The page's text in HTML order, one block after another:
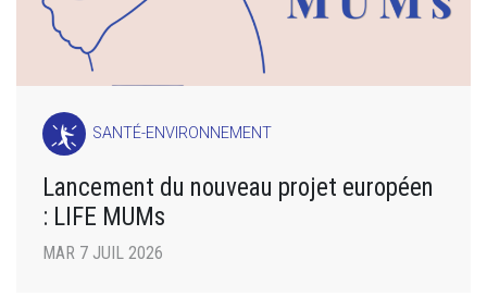
SANTÉ-ENVIRONNEMENT
Lancement du nouveau projet européen
: LIFE MUMs
MAR 7 JUIL 2026